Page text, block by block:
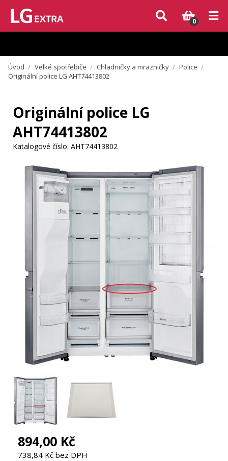
Vzhledem k aktuální situaci se může dodání dílů, které nejsou skladem,
zpozdit. Děkujeme za pochopení.
0
Úvod / Velké spotřebiče / Chladničky a mrazničky / Police /
Originální police LG AHT74413802
Originální police LG
AHT74413802
Katalogové číslo: AHT74413802
894,00 Kč
738,84 Kč bez DPH